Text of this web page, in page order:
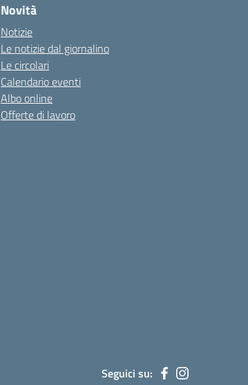
Novità
Notizie
Le notizie dal giornalino
Le circolari
Calendario eventi
Albo online
Offerte di lavoro
Seguici su: